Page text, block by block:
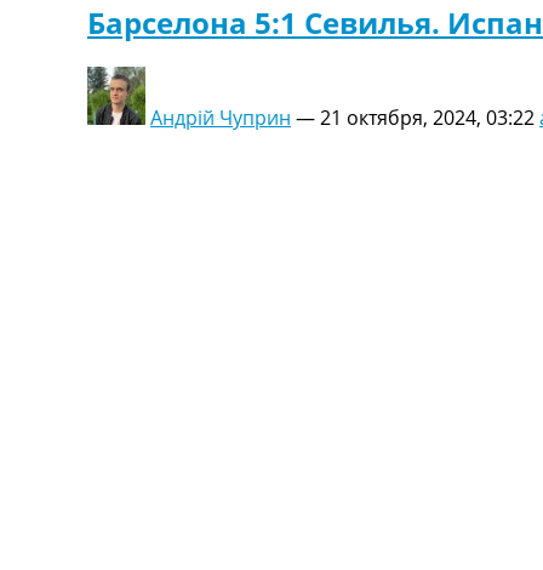
Барселона 5:1 Севилья.
Андрій Чуприн —21 октября, 2024, 03:22